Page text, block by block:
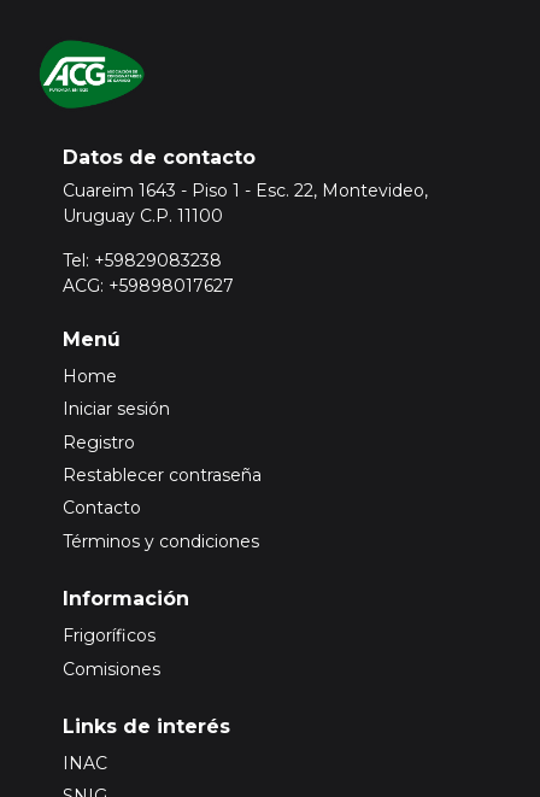
Datos de contacto
Cuareim 1643 - Piso 1 - Esc. 22, Montevideo,
Uruguay C.P. 11100
Tel: +59829083238
ACG: +59898017627
Menú
Home
Iniciar sesión
Registro
Restablecer contraseña
Contacto
Términos y condiciones
Información
Frigoríficos
Comisiones
Links de interés
INAC